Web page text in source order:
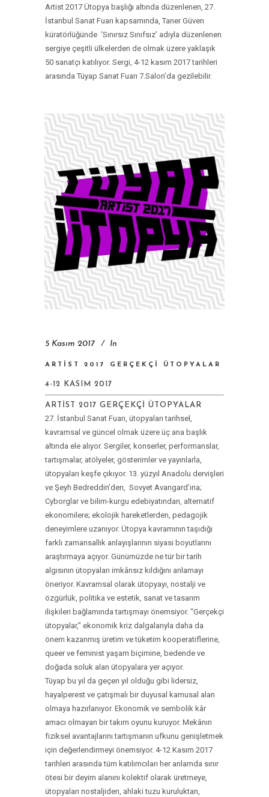
Artist 2017 Ütopya başlığı altında düzenlenen, 27.
İstanbul Sanat Fuarı kapsamında, Taner Güven
küratörlüğünde ‘Sınırsız Sınıfsız’ adıyla düzenlenen
sergiye çeşitli ülkelerden de olmak üzere yaklaşık
50 sanatçı katılıyor. Sergi, 4-12 kasım 2017 tarihleri
arasında Tüyap Sanat Fuarı 7.Salon’da gezilebilir.
5 Kasım 2017 In
ARTIST 2017 GERÇEKÇI ÜTOPYALAR
4-12 KASIM 2017
ARTIST 2017 GERÇEKÇI ÜTOPYALAR
27. İstanbul Sanat Fuarı, ütopyaları tarihsel,
kavramsal ve güncel olmak üzere üç ana başlık
altında ele alıyor. Sergiler, konserler, performanslar,
tartışmalar, atölyeler, gösterimler ve yayınlarla,
ütopyaları keşfe çıkıyor. 13. yüzyıl Anadolu dervişleri
ve Şeyh Bedreddin’den, Sovyet Avangard’ına;
Cyborglar ve bilim-kurgu edebiyatından, alternatif
ekonomilere; ekolojik hareketlerden, pedagojik
deneyimlere uzanıyor. Ütopya kavramının taşıdığı
farklı zamansallık anlayışlarının siyasi boyutlarını
araştırmaya açıyor. Günümüzde ne tür bir tarih
algısının ütopyaları imkânsız kıldığını anlamayı
öneriyor. Kavramsal olarak ütopyayı, nostalji ve
özgürlük, politika ve estetik, sanat ve tasarım
ilişkileri bağlamında tartışmayı önemsiyor. “Gerçekçi
ütopyalar,” ekonomik kriz dalgalarıyla daha da
önem kazanmış üretim ve tüketim kooperatiflerine,
queer ve feminist yaşam biçimine, bedende ve
doğada soluk alan ütopyalara yer açıyor.
Tüyap bu yıl da geçen yıl olduğu gibi lidersiz,
hayalperest ve çatışmalı bir duyusal kamusal alan
olmaya hazırlanıyor. Ekonomik ve sembolik kâr
amacı olmayan bir takım oyunu kuruyor. Mekânın
fiziksel avantajlarını tartışmanın ufkunu genişletmek
için değerlendirmeyi önemsiyor. 4-12 Kasım 2017
tarihleri arasında tüm katılımcıları her anlamda sınır
ötesi bir deyim alanını kolektif olarak üretmeye,
ütopyaları nostaljiden, ahlaki tuzu kuruluktan,